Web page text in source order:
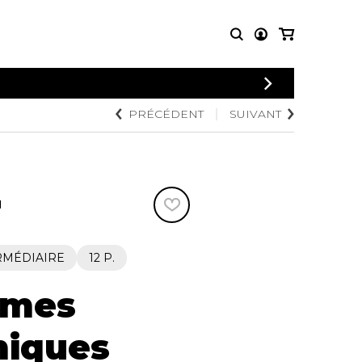
CONNEXION
PARTITIONS
POUR
Quatuor de saxophones
AUTRES
PRODUITS
Disques compacts et
DVDs
PRÉCÉDENT SUIVANT
12 P.